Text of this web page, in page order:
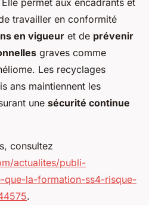
permet aux encadrants et
travailler en conformité
en vigueur et de prévenir
graves comme
Les recyclages
ans maintiennent les
une sécurité continue
consultez
actualites/publi-
que-la-formation-ss4-risque-
.